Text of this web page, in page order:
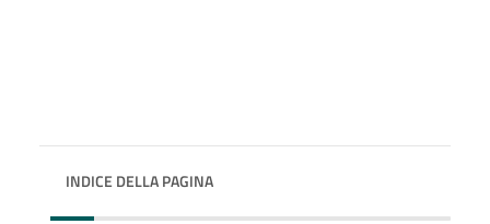
INDICE DELLA PAGINA